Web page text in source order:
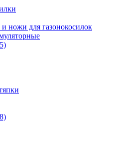
ножи для газонокосилок